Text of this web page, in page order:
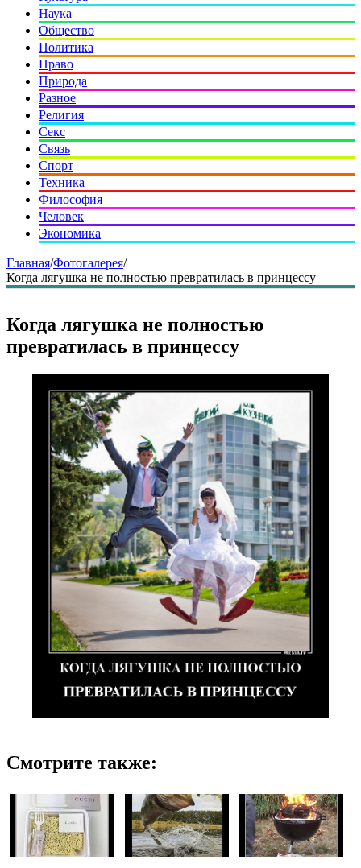
Наука
Общество
Политика
Право
Природа
Разное
Религия
Секс
Связь
Спорт
Техника
Философия
Человек
Экономика
Главная/Фотогалерея/
Когда лягушка не полностью превратилась в принцессу
Когда лягушка не полностью
превратилась в принцессу
Смотрите также: